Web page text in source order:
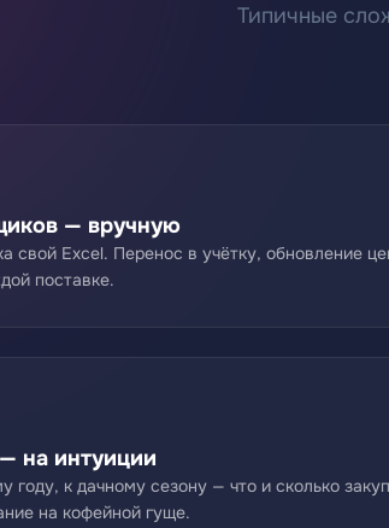
Типичные
— вручную
свой Excel. Перенос в учётку, обновление
поставке.
на интуиции
году, к дачному сезону — что и сколько
на кофейной гуще.